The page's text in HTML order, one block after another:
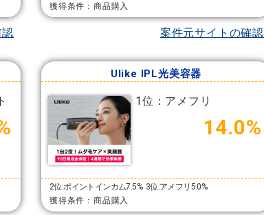
獲得条件：商品購入
案件元サイトの確認
Ulike IPL光美容器
1位：アメフリ
14.0%
2位:ポイントインカム7.5% 3位:アメフリ5.0%
獲得条件：商品購入